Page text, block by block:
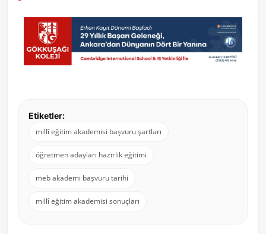
Etiketler:
millî eğitim akademisi başvuru şartları
öğretmen adayları hazırlık eğitimi
meb akademi başvuru tarihi
millî eğitim akademisi sonuçları